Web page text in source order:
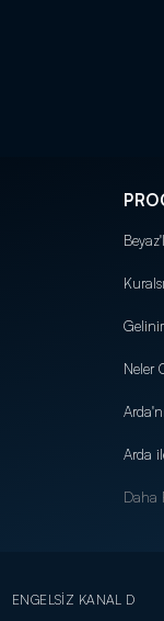
Neler
Arda
Daha
ENGELSİZ KANAL D